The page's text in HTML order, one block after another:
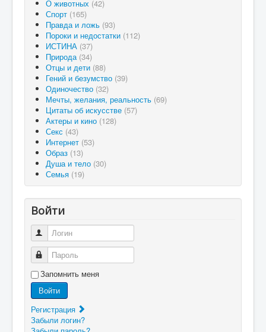
О животных (42)
Спорт (165)
Правда и ложь (93)
Пороки и недостатки (112)
ИСТИНА (37)
Природа (34)
Отцы и дети (88)
Гений и безумство (39)
Одиночество (32)
Мечты, желания, реальность (69)
Цитаты об искусстве (57)
Актеры и кино (128)
Секс (43)
Интернет (53)
Образ (13)
Душа и тело (30)
Семья (19)
Войти
Логин
Пароль
Запомнить меня
Войти
Регистрация
Забыли логин?